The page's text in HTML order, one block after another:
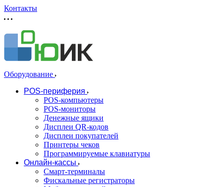
Контакты
Оборудование
POS-периферия
POS-компьютеры
POS-мониторы
Денежные ящики
Дисплеи QR-кодов
Дисплеи покупателей
Принтеры чеков
Программируемые клавиатуры
Онлайн-кассы
Смарт-терминалы
Фискальные регистраторы